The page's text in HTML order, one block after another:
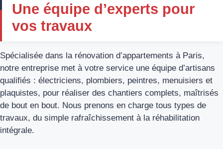
Une équipe d’experts pour
vos travaux
Spécialisée dans la rénovation d’appartements à Paris,
notre entreprise met à votre service une équipe d’artisans
qualifiés : électriciens, plombiers, peintres, menuisiers et
plaquistes, pour réaliser des chantiers complets, maîtrisés
de bout en bout. Nous prenons en charge tous types de
travaux, du simple rafraîchissement à la réhabilitation
intégrale.